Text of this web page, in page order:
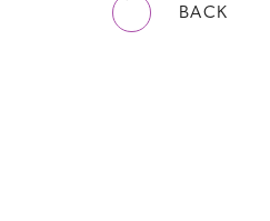
BACK